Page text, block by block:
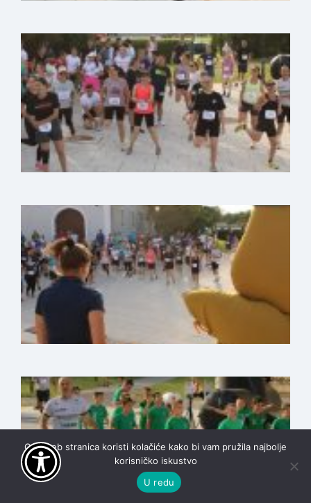
Ova web stranica koristi kolačiće kako bi vam pružila najbolje
korisničko iskustvo
U redu